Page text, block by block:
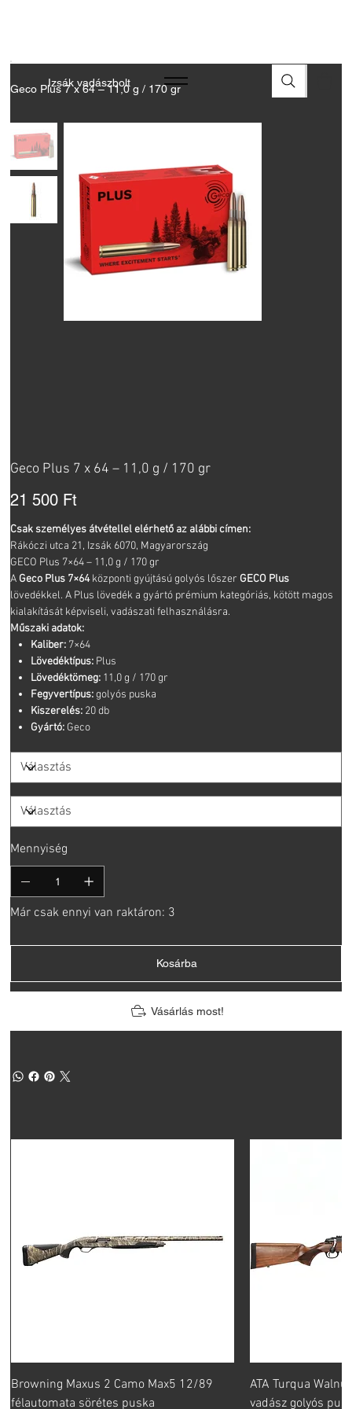
Izsák vadászbolt
Geco Plus 7 x 64 – 11,0 g / 170 gr
Geco Plus 7 x 64 – 11,0 g / 170 gr
Ár
21 500 Ft
Csak személyes átvétellel elérhető az alábbi címen:
Rákóczi utca 21, Izsák 6070, Magyarország
GECO Plus 7×64 – 11,0 g / 170 gr
A Geco Plus 7×64központi gyújtású golyós lőszer GECO Plus
lövedékkel. A Plus lövedék a gyártó prémium kategóriás, kötött magos
kialakítását képviseli, vadászati felhasználásra.
Műszaki adatok:
Kaliber:7×64
Lövedéktípus:Plus
Lövedéktömeg:11,0 g / 170 gr
Fegyvertípus:golyós puska
Kiszerelés:20 db
Gyártó:Geco
Mennyiség
Már csak ennyi van raktáron: 3
Kosárba
Vásárlás most!
Browning Maxus 2 Camo Max5 12/89
félautomata sörétes puska
ATA Turqua
vadász golyós